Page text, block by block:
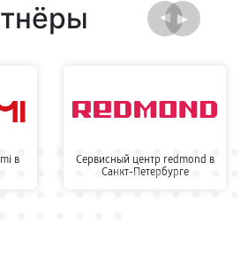
в
Сервисный центр redmond в
Санкт-Петербурге